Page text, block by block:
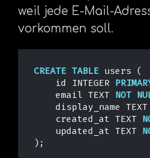
weil jede E-Mail-
vorkommen soll.
CREATE TABLE users
(
id
INTEGER
email TEXT NOT
display_name
TEXT
created_at TEXT
updated_at TEXT
);